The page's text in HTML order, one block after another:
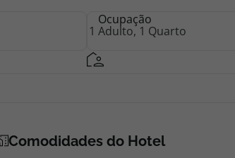
Ocupação
Comodidades do Hotel